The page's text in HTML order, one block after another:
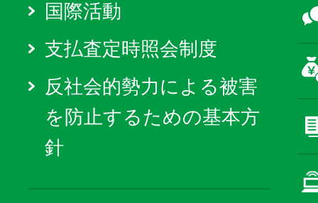
国際活動
支払査定時照会制度
反社会的勢力による被害
を防止するための基本方
針